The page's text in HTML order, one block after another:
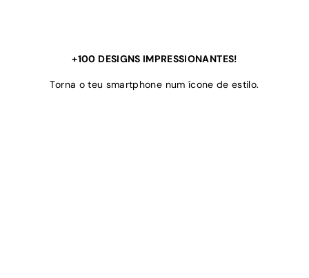
+100 DESIGNS IMPRESSIONANTES!
Torna o teu smartphone num ícone de estilo.